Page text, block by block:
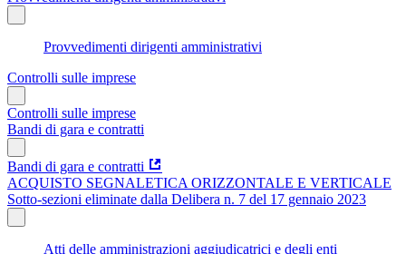
Provvedimenti dirigenti amministrativi
Controlli sulle imprese
Controlli sulle imprese
Bandi di gara e contratti
Bandi di gara e contratti
ACQUISTO SEGNALETICA ORIZZONTALE E VERTICALE
Sotto-sezioni eliminate dalla Delibera n. 7 del 17 gennaio 2023
Atti delle amministrazioni aggiudicatrici e degli enti